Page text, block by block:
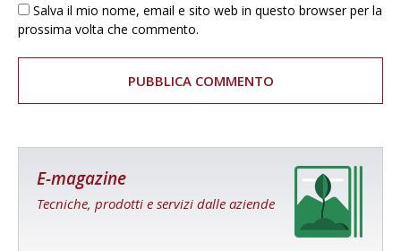
Salva il mio nome, email e sito web in questo browser per la
prossima volta che commento.
E-magazine
Tecniche, prodotti e servizi dalle aziende